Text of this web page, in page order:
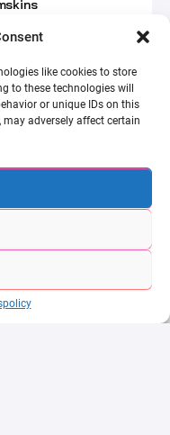
like cookies to store
to these technologies will
or unique IDs on this
adversely affect certain
kampanjkoder
vara över 18 år (i
på våra